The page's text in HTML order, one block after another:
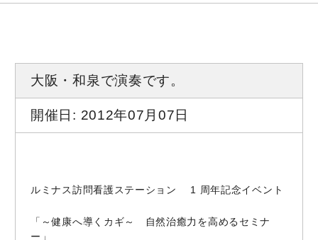
大阪・和泉で演奏です。
開催日: 2012年07月07日
ルミナス訪問看護ステーション 1 周年記念イベント
「～健康へ導くカギ～ 自然治癒力を高めるセミナ
ー」